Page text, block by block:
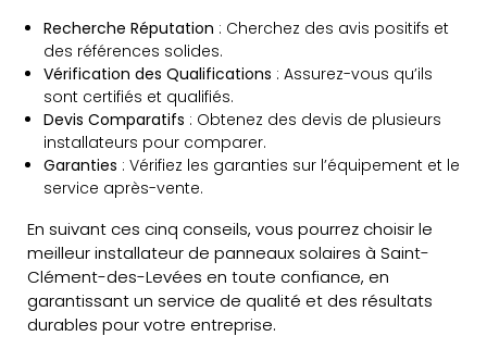
Recherche Réputation : Cherchez des avis positifs et
des références solides.
Vérification des Qualifications : Assurez-vous qu’ils
sont certifiés et qualifiés.
Devis Comparatifs : Obtenez des devis de plusieurs
installateurs pour comparer.
Garanties : Vérifiez les garanties sur l’équipement et le
service après-vente.
En suivant ces cinq conseils, vous pourrez choisir le
meilleur installateur de panneaux solaires à Saint-
Clément-des-Levées en toute confiance, en
garantissant un service de qualité et des résultats
durables pour votre entreprise.